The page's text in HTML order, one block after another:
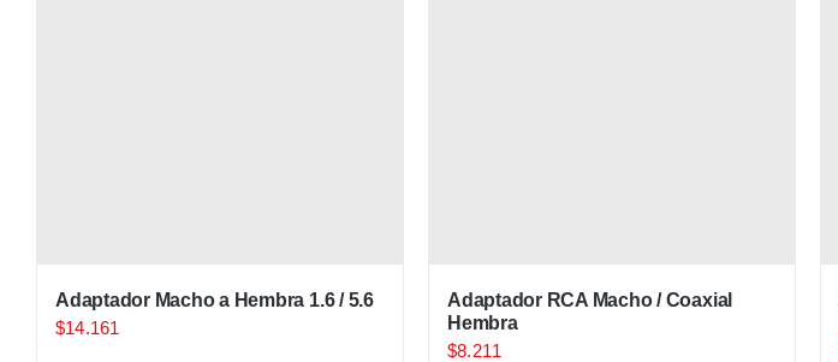
Adaptador Macho a Hembra 1.6 / 5.6
$14.161
Adaptador RCA Macho / Coaxial
Hembra
$8.211